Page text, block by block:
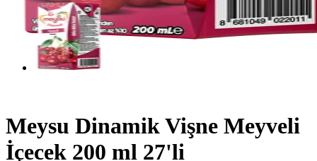
Meysu Dinamik Vişne Meyveli
İçecek 200 ml 27'li